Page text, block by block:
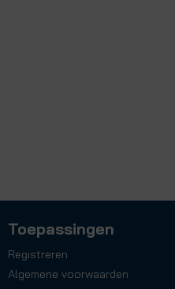
Toepassingen
Registreren
Algemene voorwaarden